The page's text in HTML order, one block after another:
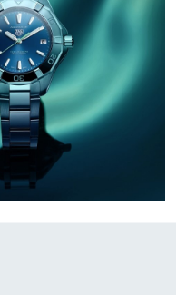
300 sú k
puzdrami s
Ako názov
titánový model
s